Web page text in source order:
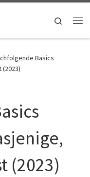
Search
Basics
(2023)